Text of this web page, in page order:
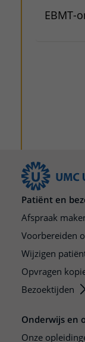
EBMT-
Patiënt en
Afspraak
Voorbereiden
Wijzigen
Opvragen
Bezoektijden
Onderwijs en
Onze